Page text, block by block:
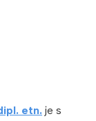
etn. je s